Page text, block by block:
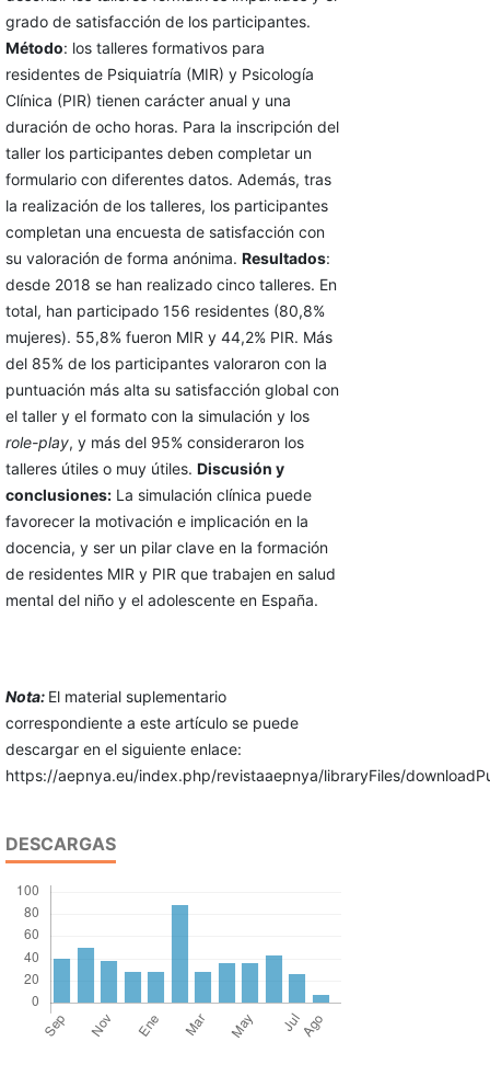
grado de satisfacción de los participantes.
Método: los talleres formativos para
residentes de Psiquiatría (MIR) y Psicología
Clínica (PIR) tienen carácter anual y una
duración de ocho horas. Para la inscripción del
taller los participantes deben completar un
formulario con diferentes datos. Además, tras
la realización de los talleres, los participantes
completan una encuesta de satisfacción con
su valoración de forma anónima. Resultados:
desde 2018 se han realizado cinco talleres. En
total, han participado 156 residentes (80,8%
mujeres). 55,8% fueron MIR y 44,2% PIR. Más
del 85% de los participantes valoraron con la
puntuación más alta su satisfacción global con
el taller y el formato con la simulación y los
role-play, y más del 95% consideraron los
talleres útiles o muy útiles. Discusión y
conclusiones:La simulación clínica puede
favorecer la motivación e implicación en la
docencia, y ser un pilar clave en la formación
de residentes MIR y PIR que trabajen en salud
mental del niño y el adolescente en España.
Nota: El material suplementario
correspondiente a este artículo se puede
descargar en el siguiente enlace:
https://aepnya.eu/index.php/revistaaepnya/libraryFiles/
DESCARGAS